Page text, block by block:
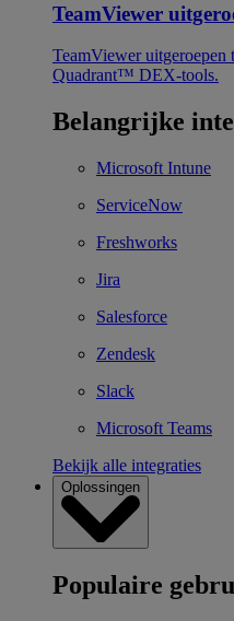
TeamViewer
TeamViewer
Quadrant™ DEX-tools.
Belangrijke
Microsoft Intune
ServiceNow
Freshworks
Jira
Salesforce
Zendesk
Slack
Microsoft Teams
Bekijk alle integraties
Oplossingen
Populaire